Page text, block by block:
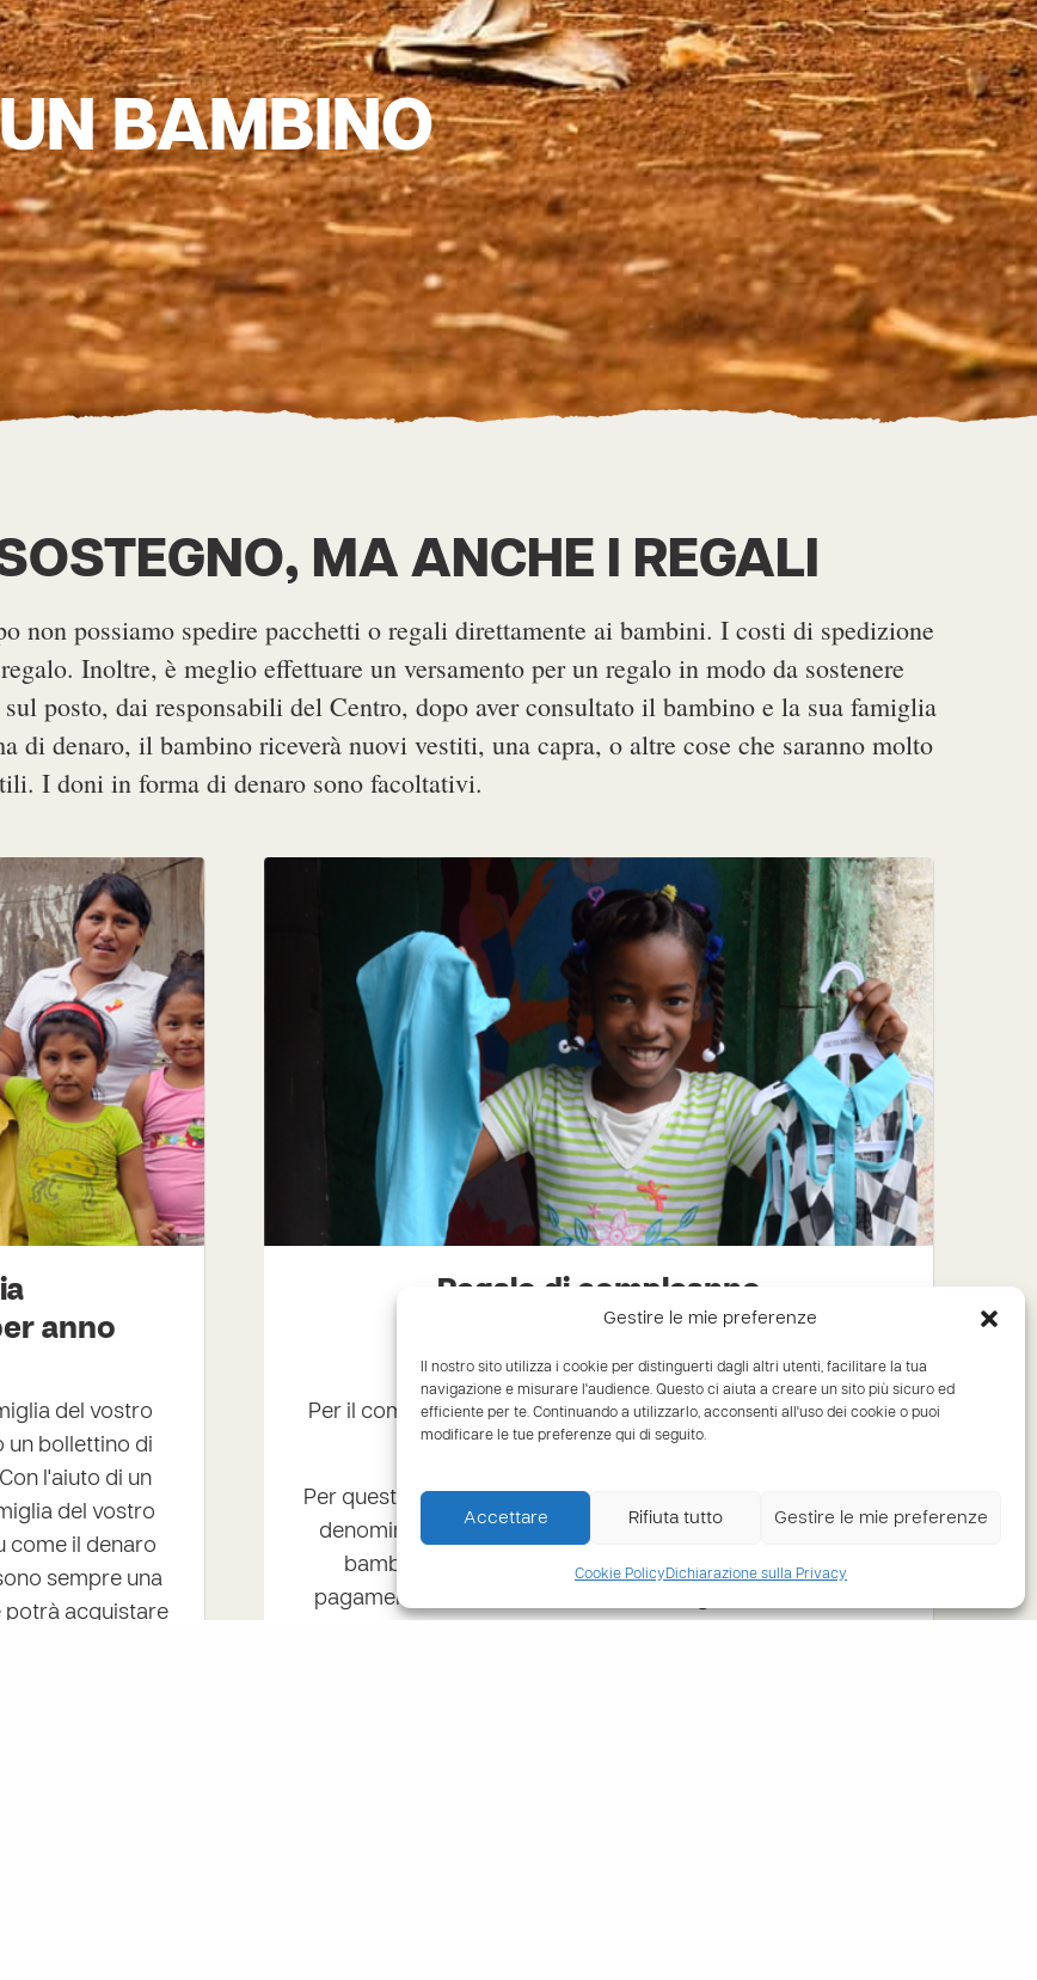
Gestire le mie preferenze
Il nostro sito utilizza i cookie per distinguerti dagli altri utenti, facilitare la tua
navigazione e misurare l'audience. Questo ci aiuta a creare un sito più sicuro ed
efficiente per te. Continuando a utilizzarlo, acconsenti all'uso dei cookie o puoi
modificare le tue preferenze qui di seguito.
Accettare Rifiuta tutto Gestire le mie preferenze
Cookie PolicyDichiarazione sulla Privacy
BAMBINO
MA ANCHE I REGALI
non possiamo spedire pacchetti o regali direttamente ai bambini. I costi di spedizione
Inoltre, è meglio effettuare un versamento per un regalo in modo da sostenere
posto, dai responsabili del Centro, dopo aver consultato il bambino e la sua famiglia
di denaro, il bambino riceverà nuovi vestiti, una capra, o altre cose che saranno molto
I doni in forma di denaro sono facoltativi.
anno
del vostro
un bollettino di
l'aiuto di un
del vostro
come il denaro
sempre una
potrà acquistare
Regalo di compleanno
da CHF 20.- a CHF 100.-
Per il compleanno del vostro bambino, avete la possibilità di
fare un regalo più personale.
Per questo, ogni anno, vi inviamo un bollettino di versamento
denominato "regalo di compleanno", che è specifico per il
bambino da voi sostenuto. Si consiglia di effettuare il
pagamento, e di scrivere la lettera di auguri, circa 3 mesi in